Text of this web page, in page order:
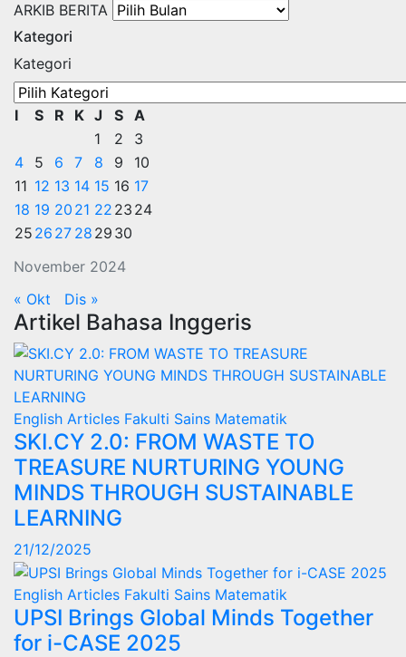
ARKIB BERITA
Kategori
Kategori
November 2024
I S R K J S A
1
2
3
4
5 6 7 8 9
10
11 12 13 14 15 16 17
18 19 20 21 22 23 24
25 26 27 28 29 30
« Okt Dis »
Artikel Bahasa Inggeris
English Articles Fakulti Sains Matematik
SKI.CY 2.0: FROM WASTE TO
TREASURE NURTURING YOUNG
MINDS THROUGH SUSTAINABLE
LEARNING
21/12/2025
English Articles Fakulti Sains Matematik
UPSI Brings Global Minds Together
for i-CASE 2025